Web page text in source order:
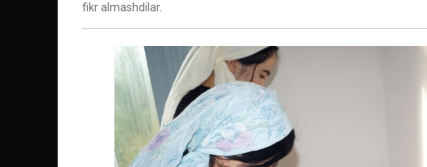
fikr almashdilar.